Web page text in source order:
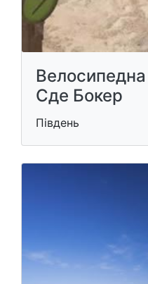
Сде Бокер
Південь